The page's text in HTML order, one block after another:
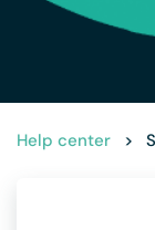
Help center >